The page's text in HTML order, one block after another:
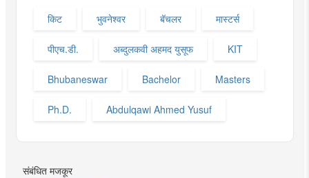
किट भुवनेश्वर बॅचलर मास्टर्स
पीएच.डी. अब्दुलकवी अहमद युसूफ KIT
Bhubaneswar Bachelor Masters
Ph.D. Abdulqawi Ahmed Yusuf
संबंधित मजकूर